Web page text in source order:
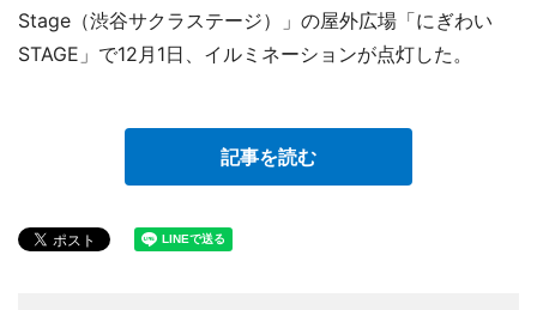
Stage（渋谷サクラステージ）」の屋外広場「にぎわい
STAGE」で12月1日、イルミネーションが点灯した。
記事を読む